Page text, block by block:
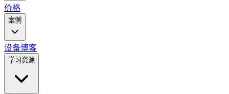
价格
案例
设备博客
学习资源